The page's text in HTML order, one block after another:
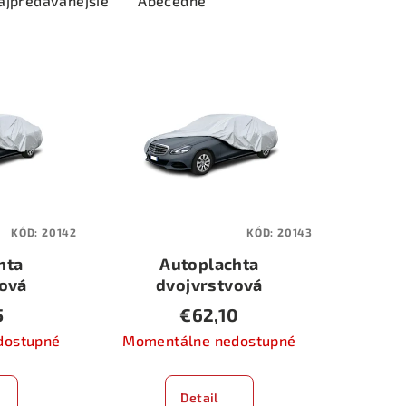
KÓD: 20142
Autoplachta
dvojvrstvová
Acqua-Tech Gran-
Pree AG-3
€62,10
Momentálne nedostupné
Detail
KÓD: 20143